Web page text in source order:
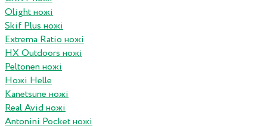
Olight ножі
Skif Plus ножі
Extrema Ratio ножі
HX Outdoors ножі
Peltonen ножі
Ножі Helle
Kanetsune ножі
Real Avid ножі
Antonini Pocket ножі